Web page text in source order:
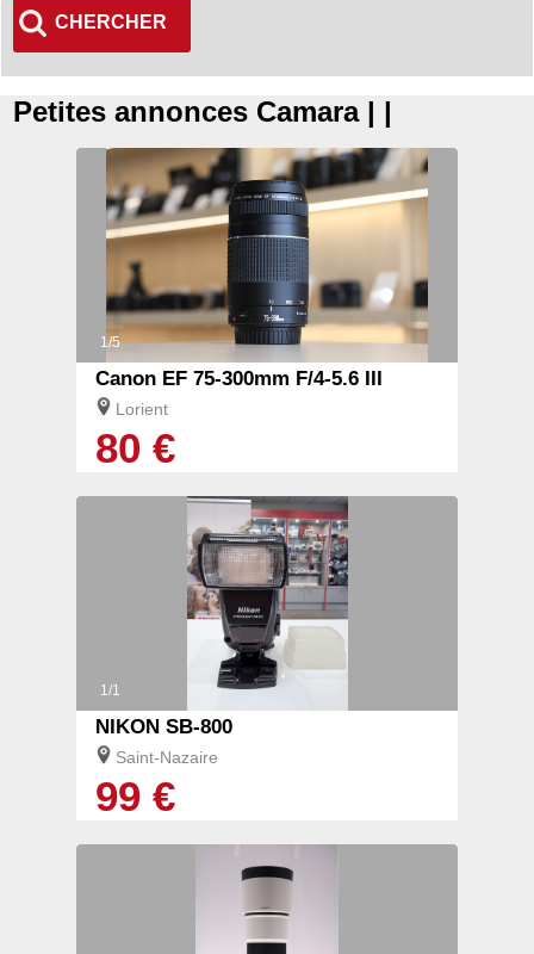
CHERCHER
Petites annonces Camara | |
1/5
Canon EF 75-300mm F/4-5.6 III
Lorient
80 €
1/1
NIKON SB-800
Saint-Nazaire
99 €